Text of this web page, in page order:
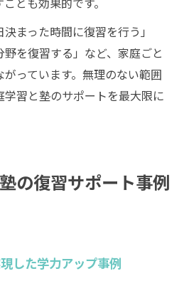
まった時間に復習を行う」
野を復習する」など、家庭ごと
っています。無理のない範囲
習と塾のサポートを最大限に
の復習サポート事例
した学力アップ事例